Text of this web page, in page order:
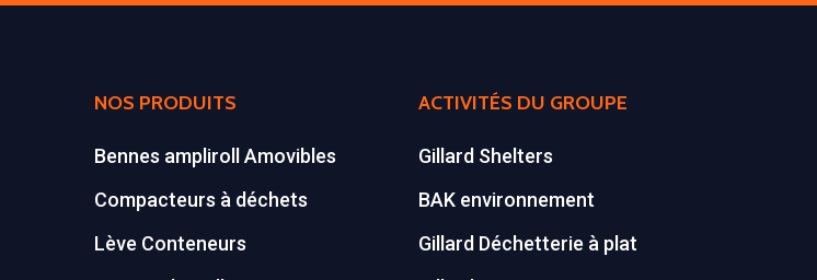
NOS PRODUITS
Bennes ampliroll Amovibles
Compacteurs à déchets
Lève Conteneurs
ACTIVITÉS DU GROUPE
Gillard Shelters
BAK environnement
Gillard Déchetterie à plat